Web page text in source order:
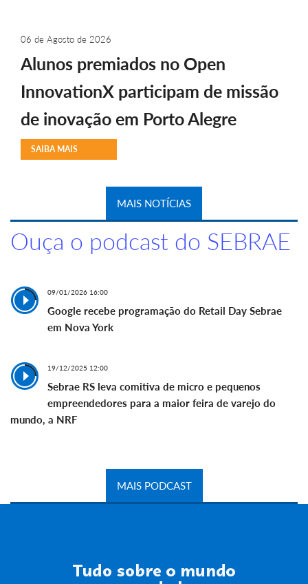
06 de Agosto de 2026
Alunos premiados no Open
InnovationX participam de missão
de inovação em Porto Alegre
SAIBA MAIS
MAIS NOTÍCIAS
Ouça o podcast do SEBRAE
09/01/2026 16:00
Google recebe programação do Retail Day Sebrae
em Nova York
19/12/2025 12:00
Sebrae RS leva comitiva de micro e pequenos
empreendedores para a maior feira de varejo do
mundo, a NRF
MAIS PODCAST